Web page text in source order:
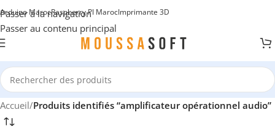
Passer à la navigation
Passer au contenu principal
Arduino MarocRaspberry PI MarocImprimante 3D
Accueil/Produits identifiés “amplificateur opérationnel audio”